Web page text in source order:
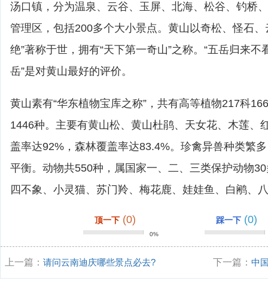
汤口镇，分为温泉、云谷、玉屏、北海、松谷、钓桥
管理区，包括200多个大小景点。黄山以奇松、怪石、
绝”著称于世，拥有“天下第一奇山”之称。“五岳归来
岳”是对黄山最好的评价。
黄山素有“华东植物宝库之称”，共有高等植物217科
1446种。主要有黄山松、黄山杜鹃、天女花、木莲、
盖率达92%，森林覆盖率达83.4%。珍禽异兽种类繁
平衡。动物共550种，属国家一、二、三类保护动物
四不象、小灵猫、苏门羚、梅花鹿、娃娃鱼、白鹇、
顶一下 (0)
0%
踩一下 (0)
上一篇： 请问云南迪庆哪些景点必去? 下一篇：中